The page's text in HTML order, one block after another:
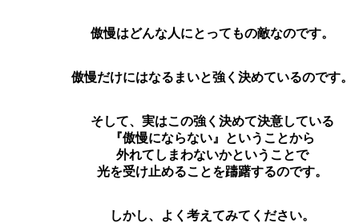
傲慢はどんな人にとってもの敵なのです。
傲慢だけにはなるまいと強く決めているのです。
そして、実はこの強く決めて決意している
『傲慢にならない』ということから
外れてしまわないかということで
光を受け止めることを躊躇するのです。
しかし、よく考えてみてください。